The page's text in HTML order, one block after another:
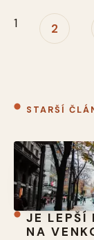
1 2
STARŠÍ
JE LEPŠÍ
NA